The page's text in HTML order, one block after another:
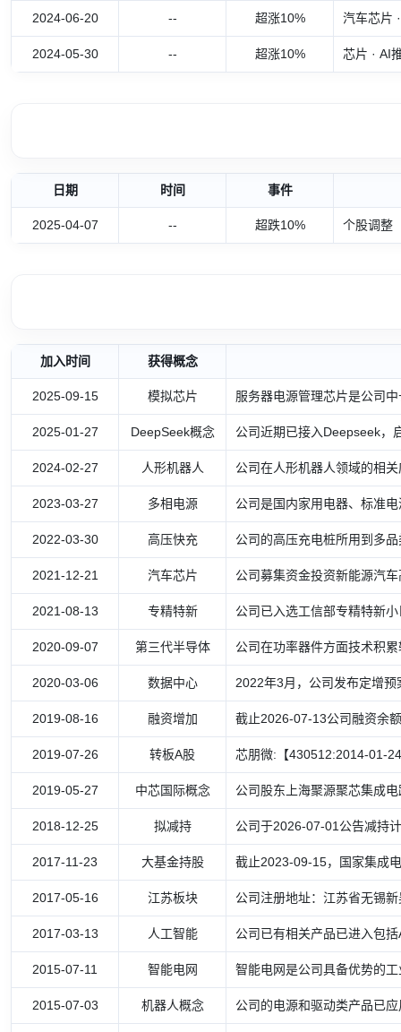
2024-06-20 -- 超涨10% 汽车芯片
2024-05-30 -- 超涨10% 芯片 · AI
日期 时间 事件
2025-04-07 -- 超跌10% 个股调整
加入时间 获得概念
2025-09-15 模拟芯片 服务器电源管理芯片是公司
2025-01-27 DeepSeek概念 公司近期已接入Deepseek，
2024-02-27 人形机器人 公司在人形机器人领域的相
2023-03-27 多相电源 公司是国内家用电器、标准
2022-03-30 高压快充 公司的高压充电桩所用到多
2021-12-21 汽车芯片 公司募集资金投资新能源汽
2021-08-13 专精特新 公司已入选工信部专精特新
2020-09-07 第三代半导体 公司在功率器件方面技术积
2020-03-06 数据中心 2022年3月，公司发布定增
2019-08-16 融资增加 截止2026-07-13公司融资余
2019-07-26 转板A股 芯朋微:【430512:2014-01-
2019-05-27 中芯国际概念 公司股东上海聚源聚芯集成
2018-12-25 拟减持 公司于2026-07-01公告减持
2017-11-23 大基金持股 截止2023-09-15，国家集成
2017-05-16 江苏板块 公司注册地址：江苏省无锡
2017-03-13 人工智能 公司已有相关产品已进入包
2015-07-11 智能电网 智能电网是公司具备优势的
2015-07-03 机器人概念 公司的电源和驱动类产品已